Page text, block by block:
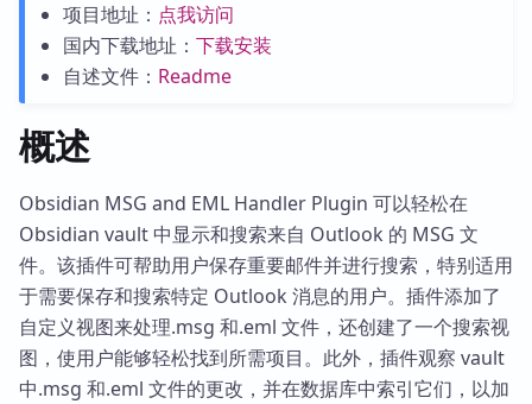
项目地址： 点我访问
国内下载地址： 下载安装
自述文件： Readme
概述
Obsidian MSG and EML Handler Plugin 可以轻松在
Obsidian vault 中显示和搜索来自 Outlook 的 MSG 文
件。该插件可帮助用户保存重要邮件并进行搜索，特别适用
于需要保存和搜索特定 Outlook 消息的用户。插件添加了
自定义视图来处理.msg 和.eml 文件，还创建了一个搜索视
图，使用户能够轻松找到所需项目。此外，插件观察 vault
中.msg 和.eml 文件的更改，并在数据库中索引它们，以加